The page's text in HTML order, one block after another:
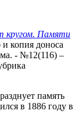
кругом. Памяти
копия доноса
- №12(116) –
память
в 1886 году в